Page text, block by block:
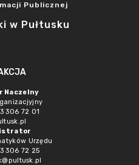
Publicznej
w Pułtusku
Naczelny
306 72 01
Urzędu
306 72 25